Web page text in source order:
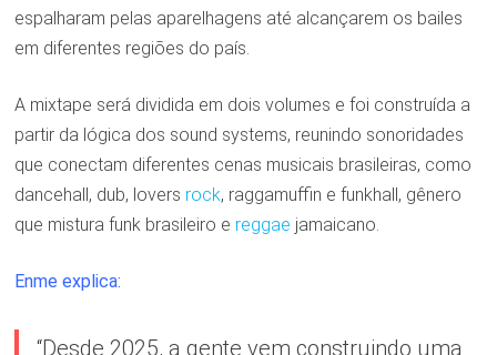
espalharam pelas aparelhagens até alcançarem os bailes
em diferentes regiões do país.
A mixtape será dividida em dois volumes e foi construída a
partir da lógica dos sound systems, reunindo sonoridades
que conectam diferentes cenas musicais brasileiras, como
dancehall, dub, lovers rock, raggamuffin e funkhall, gênero
que mistura funk brasileiro e reggae jamaicano.
Enme explica:
“Desde 2025, a gente vem construindo uma